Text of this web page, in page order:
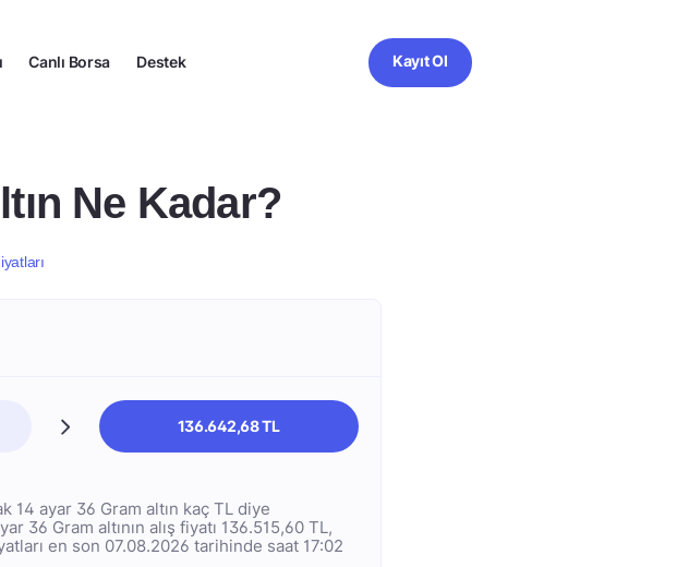
Canlı Borsa Destek Kayıt Ol
Ne Kadar?
136.642,68 TL
14 ayar 36 Gram altın kaç TL diye
36 Gram altının alış fiyatı 136.515,60 TL,
en son 07.08.2026 tarihinde saat 17:02